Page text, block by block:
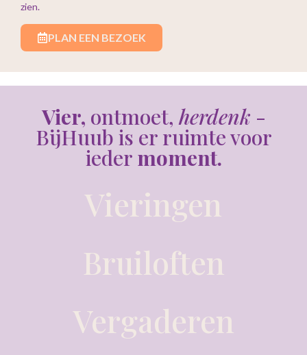
zien.
PLAN EEN BEZOEK
Vier, ontmoet, herdenk -
BijHuub is er ruimte voor
ieder moment.
Vieringen
Bruiloften
Vergaderen